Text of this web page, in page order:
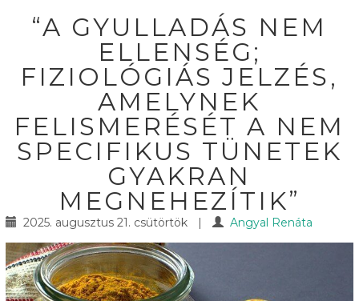
“A GYULLADÁS NEM
ELLENSÉG;
FIZIOLÓGIÁS JELZÉS,
AMELYNEK
FELISMERÉSÉT A NEM
SPECIFIKUS TÜNETEK
GYAKRAN
MEGNEHEZÍTIK”
2025. augusztus 21. csütörtök | Angyal Renáta